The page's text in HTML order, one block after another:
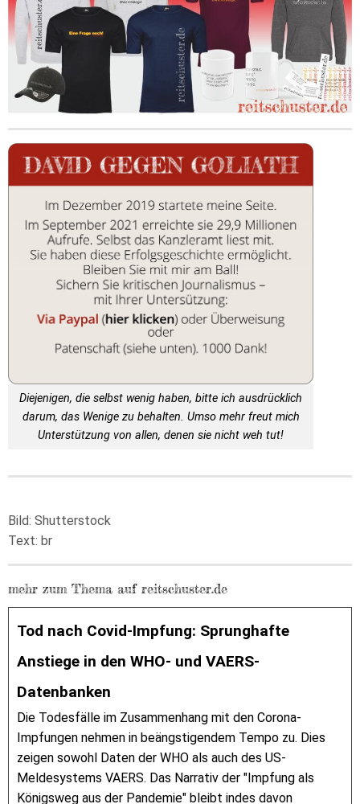
Diejenigen, die selbst wenig haben, bitte ich ausdrücklich
darum, das Wenige zu behalten. Umso mehr freut mich
Unterstützung von allen, denen sie nicht weh tut!
Bild: Shutterstock
Text: br
mehr zum Thema auf reitschuster.de
Tod nach Covid-Impfung: Sprunghafte
Anstiege in den WHO- und VAERS-
Datenbanken
Die Todesfälle im Zusammenhang mit den Corona-
Impfungen nehmen in beängstigendem Tempo zu. Dies
zeigen sowohl Daten der WHO als auch des US-
Meldesystems VAERS. Das Narrativ der "Impfung als
Königsweg aus der Pandemie" bleibt indes davon